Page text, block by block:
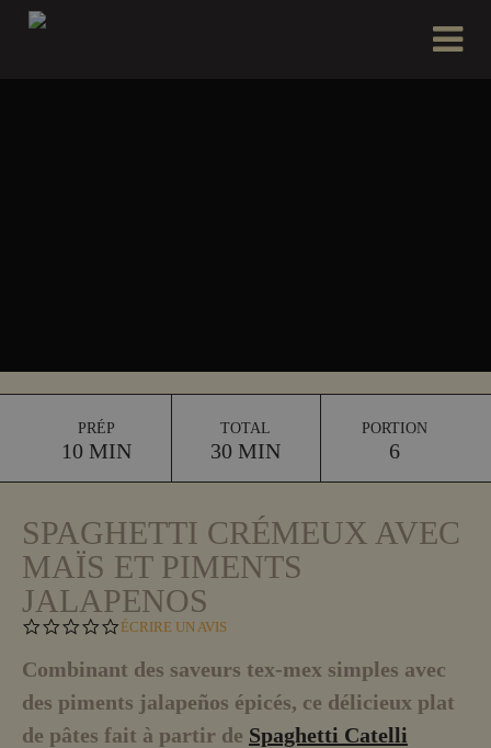
PRÉP
10 MIN
TOTAL
30 MIN
PORTION
6
SPAGHETTI CRÉMEUX AVEC
MAÏS ET PIMENTS
JALAPENOS
0
0
S
T
R
ÉCRIRE UN AVIS
Combinant des saveurs tex-mex simples avec
des piments jalapeños épicés, ce délicieux plat
de pâtes fait à partir de Spaghetti Catelli